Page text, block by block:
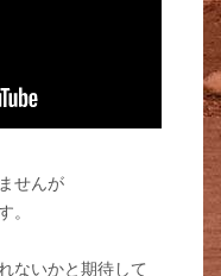
せんが
。
ないかと期待して